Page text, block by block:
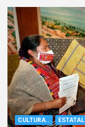
CULTURA.. ESTATAL